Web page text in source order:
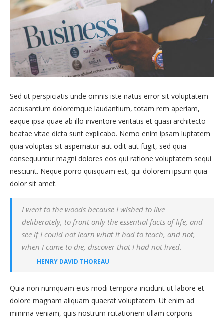
Sed ut perspiciatis unde omnis iste natus error sit voluptatem
accusantium doloremque laudantium, totam rem aperiam,
eaque ipsa quae ab illo inventore veritatis et quasi architecto
beatae vitae dicta sunt explicabo. Nemo enim ipsam luptatem
quia voluptas sit aspernatur aut odit aut fugit, sed quia
consequuntur magni dolores eos qui ratione voluptatem sequi
nesciunt. Neque porro quisquam est, qui dolorem ipsum quia
dolor sit amet.
I went to the woods because I wished to live
deliberately, to front only the essential facts of life, and
see if I could not learn what it had to teach, and not,
when I came to die, discover that I had not lived.
HENRY DAVID THOREAU
Quia non numquam eius modi tempora incidunt ut labore et
dolore magnam aliquam quaerat voluptatem. Ut enim ad
minima veniam, quis nostrum rcitationem ullam corporis